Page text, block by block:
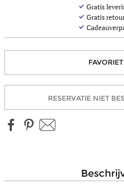
Gratis
Gratis
RESERVATIE NIET